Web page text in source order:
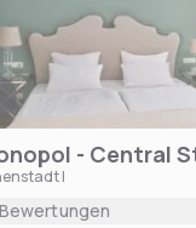
- Central
I